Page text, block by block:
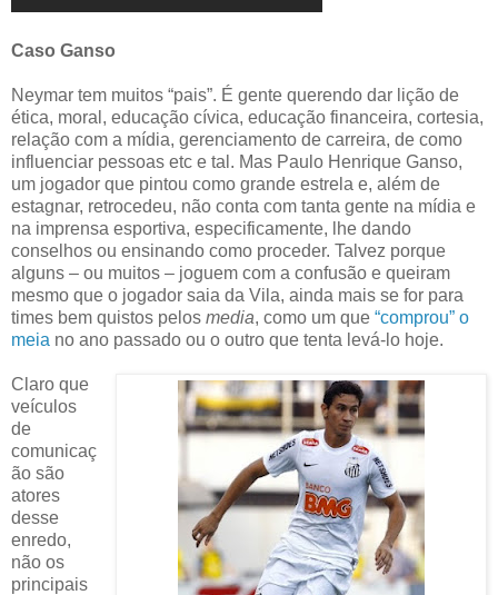
Caso Ganso
Neymar tem muitos “pais”. É gente querendo dar lição de
ética, moral, educação cívica, educação financeira, cortesia,
relação com a mídia, gerenciamento de carreira, de como
influenciar pessoas etc e tal. Mas Paulo Henrique Ganso,
um jogador que pintou como grande estrela e, além de
estagnar, retrocedeu, não conta com tanta gente na mídia e
na imprensa esportiva, especificamente, lhe dando
conselhos ou ensinando como proceder. Talvez porque
alguns – ou muitos – joguem com a confusão e queiram
mesmo que o jogador saia da Vila, ainda mais se for para
times bem quistos pelos media, como um que “comprou” o
meia no ano passado ou o outro que tenta levá-lo hoje.
Claro que
veículos
de
comunicaç
ão são
atores
desse
enredo,
não os
principais